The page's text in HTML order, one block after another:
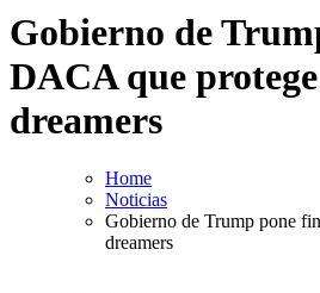
Gobierno de
DACA que
dreamers
Home
Noticias
Gobierno de Trump pone
dreamers